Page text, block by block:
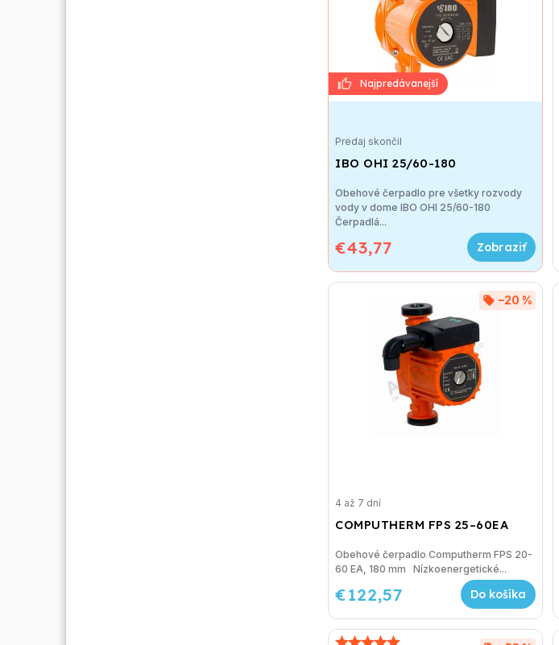
IBO OHI 25/60-180
Predaj skončil
€43,77
Obehové čerpadlo pre všetky rozvody
vody v dome IBO OHI 25/60-180
Čerpadlá...
COMPUTHERM FPS 25–60EA
–20 %
4 až 7 dní
€122,57 Do košíka
Obehové čerpadlo Computherm FPS 20-
60 EA, 180 mm Nízkoenergetické...